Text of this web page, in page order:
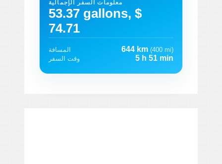
معلومات السفر الإجمالية
53.37 gallons, $
74.71
المسافة 644 km (400 mi)
وقت السفر
5 h 51 min